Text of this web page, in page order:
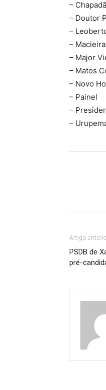
–
– Doutor
–
– Macieira
– Major
– Matos
– Novo
– Painel
–
–
Artigo
PSDB de
pré-